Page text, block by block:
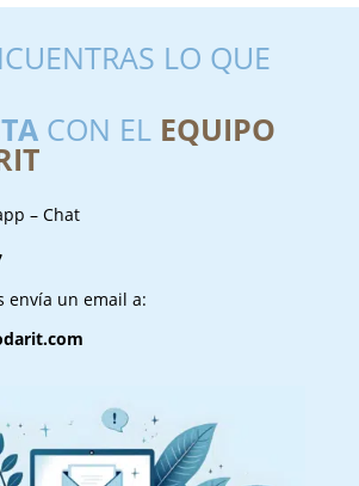
LO QUE
CON EL EQUIPO
– Chat
envía un email a: